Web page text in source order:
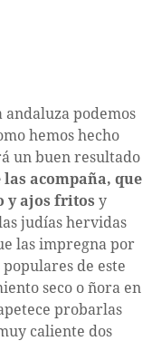
podemos
hemos hecho
un buen resultado
las acompaña, que
y ajos fritos y
judías hervidas
las impregna por
de este
seco o ñora en
probarlas
caliente dos